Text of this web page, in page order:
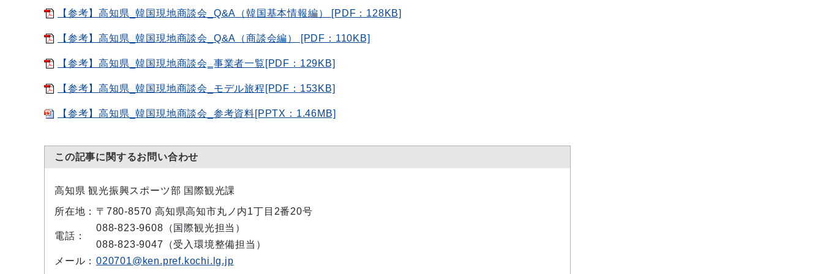
【参考】高知県_韓国現地商談会_Q&A（韓国基本情報編） [PDF：128KB]
【参考】高知県_韓国現地商談会_Q&A（商談会編） [PDF：110KB]
【参考】高知県_韓国現地商談会‗事業者一覧[PDF：129KB]
【参考】高知県_韓国現地商談会_モデル旅程[PDF：153KB]
【参考】高知県_韓国現地商談会_参考資料[PPTX：1.46MB]
この記事に関するお問い合わせ
高知県 観光振興スポーツ部 国際観光課
所在地： 〒780-8570 高知県高知市丸ノ内1丁目2番20号
電話：
088-823-9608（国際観光担当）
088-823-9047（受入環境整備担当）
メール： 020701@ken.pref.kochi.lg.jp